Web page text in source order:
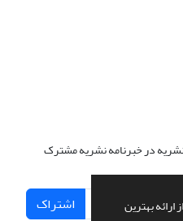
بهترین
نشریه در خبرنامه نشریه مشترک
اشتراک